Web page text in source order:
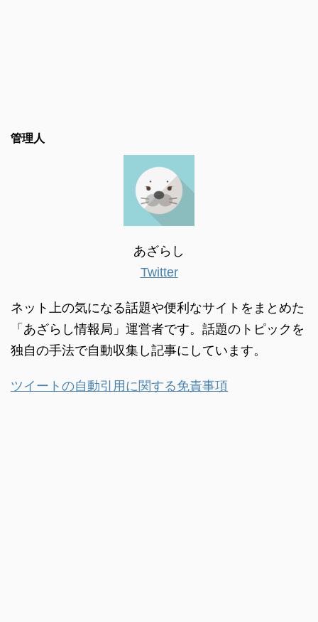
管理人
あざらし
Twitter
ネット上の気になる話題や便利なサイトをまとめた
「あざらし情報局」運営者です。話題のトピックを
独自の手法で自動収集し記事にしています。
ツイートの自動引用に関する免責事項